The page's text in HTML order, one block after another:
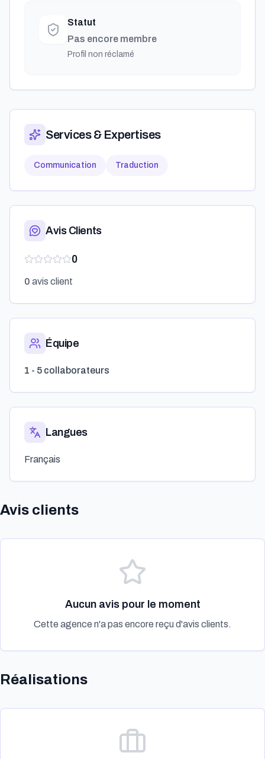
Statut
Pas encore membre
Profil non réclamé
Services & Expertises
Communication Traduction
Avis Clients
0
0 avis client
Équipe
1 - 5 collaborateurs
Langues
Français
Avis clients
Aucun avis pour le moment
Cette agence n'a pas encore reçu d'avis clients.
Réalisations